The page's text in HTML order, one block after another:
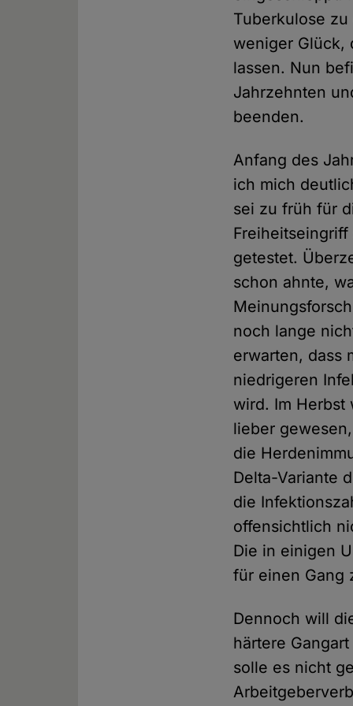
Tuberkulose
weniger Glück,
lassen. Nun
Jahrzehnten
beenden.
Anfang des
ich mich
sei zu früh für
getestet.
schon ahnte,
noch lange
erwarten, dass
niedrigeren
wird. Im Herbst
lieber
die
Delta-Variante
die
offensichtlich
Die in einigen
für einen Gang
Dennoch will
härtere
solle es nicht